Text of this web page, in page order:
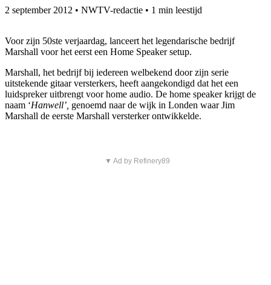
2 september 2012 • NWTV-redactie • 1 min leestijd
Voor zijn 50ste verjaardag, lanceert het legendarische bedrijf
Marshall voor het eerst een Home Speaker setup.
Marshall, het bedrijf bij iedereen welbekend door zijn serie
uitstekende gitaar versterkers, heeft aangekondigd dat het een
luidspreker uitbrengt voor home audio. De home speaker krijgt de
naam ‘Hanwell’, genoemd naar de wijk in Londen waar Jim
Marshall de eerste Marshall versterker ontwikkelde.
▼ Ad by Refinery89